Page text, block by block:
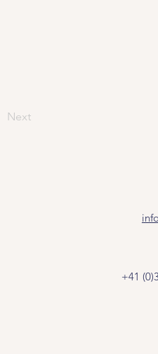
Next
+41